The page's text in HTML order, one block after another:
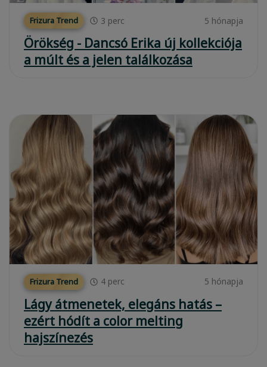
Frizura Trend 3 perc 5 hónapja
Örökség - Dancsó Erika új kollekciója
a múlt és a jelen találkozása
Frizura Trend 4 perc 5 hónapja
Lágy átmenetek, elegáns hatás –
ezért hódít a color melting
hajszínezés